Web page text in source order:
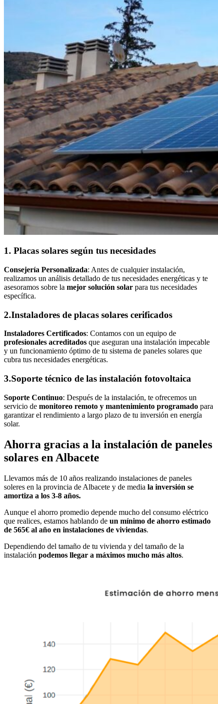
1. Placas solares según tus necesidades
Consejería Personalizada: Antes de cualquier instalación,
realizamos un análisis detallado de tus necesidades energéticas y te
asesoramos sobre la mejor solución solar para tus necesidades
específica.
2.Instaladores de placas solares cerificados
Instaladores Certificados: Contamos con un equipo de
profesionales acreditados que aseguran una instalación impecable
y un funcionamiento óptimo de tu sistema de paneles solares que
cubra tus necesidades energéticas.
3.Soporte técnico de las instalación fotovoltaica
Soporte Continuo: Después de la instalación, te ofrecemos un
servicio de monitoreo remoto y mantenimiento programado para
garantizar el rendimiento a largo plazo de tu inversión en energía
solar.
Ahorra gracias a la instalación de paneles
solares en Albacete
Llevamos más de 10 años realizando instalaciones de paneles
soleres en la provincia de Albacete y de media la inversión se
amortiza a los 3-8 años.
Aunque el ahorro promedio depende mucho del consumo eléctrico
que realices, estamos hablando de un mínimo de ahorro estimado
de 565€ al año en instalaciones de viviendas.
Dependiendo del tamaño de tu vivienda y del tamaño de la
instalación podemos llegar a máximos mucho más altos.